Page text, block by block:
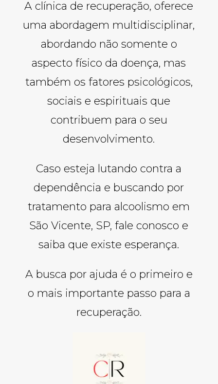
A clínica de recuperação, oferece
uma abordagem multidisciplinar,
abordando não somente o
aspecto físico da doença, mas
também os fatores psicológicos,
sociais e espirituais que
contribuem para o seu
desenvolvimento.
Caso esteja lutando contra a
dependência e buscando por
tratamento para alcoolismo em
São Vicente, SP, fale conosco e
saiba que existe esperança.
A busca por ajuda é o primeiro e
o mais importante passo para a
recuperação.